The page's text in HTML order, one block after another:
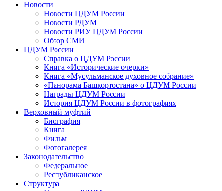
Новости
Новости ЦДУМ России
Новости РДУМ
Новости РИУ ЦДУМ России
Обзор СМИ
ЦДУМ России
Справка о ЦДУМ России
Книга «Исторические очерки»
Книга «Мусульманское духовное собрание»
«Панорама Башкортостана» о ЦДУМ России
Награды ЦДУМ России
История ЦДУМ России в фотографиях
Верховный муфтий
Биография
Книга
Фильм
Фотогалерея
Законодательство
Федеральное
Республиканское
Структура